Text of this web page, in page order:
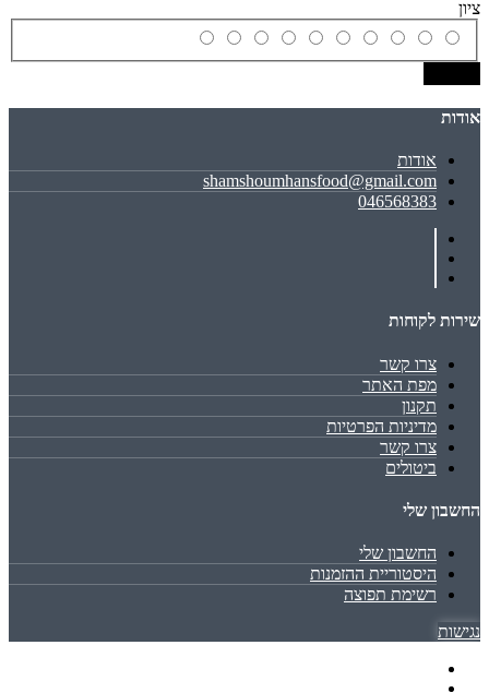
ציון
אודות
אודות
shamshoumhansfood@gmail.com
046568383
שירות לקוחות
צרו קשר
מפת האתר
תקנון
מדיניות הפרטיות
צרו קשר
ביטולים
החשבון שלי
החשבון שלי
היסטוריית ההזמנות
רשימת תפוצה
נגישות